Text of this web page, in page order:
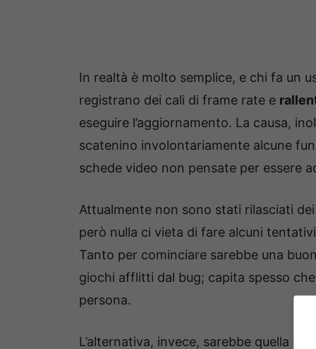
In realtà è molto semplice, e chi fa un
registrano dei cali di frame rate e
eseguire l’aggiornamento. La causa,
scatenino involontariamente alcune
schede video non pensate per essere
Attualmente non sono stati rilasciati dei
però nulla ci vieta di fare alcuni
Tanto per cominciare sarebbe una
giochi afflitti dal bug; capita spesso
persona.
L’alternativa, invece, sarebbe quella